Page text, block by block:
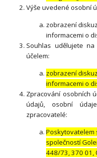
Výše uvedené osobní
zobrazení
informacemi o
Souhlas udělujete
účelem:
zobrazení
informacemi o
Zpracování osobních
údajů, osobní
zpracovatelé:
Poskytovatelem
společností
448/73, 370 01,